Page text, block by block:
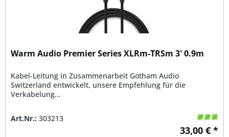
Warm Audio Premier Series XLRm-TRSm 3' 0.9m
Kabel-Leitung in Zusammenarbeit Gotham Audio
Switzerland entwickelt, unsere Empfehlung für die
Verkabelung...
Art.Nr.: 303213
33,00 € *